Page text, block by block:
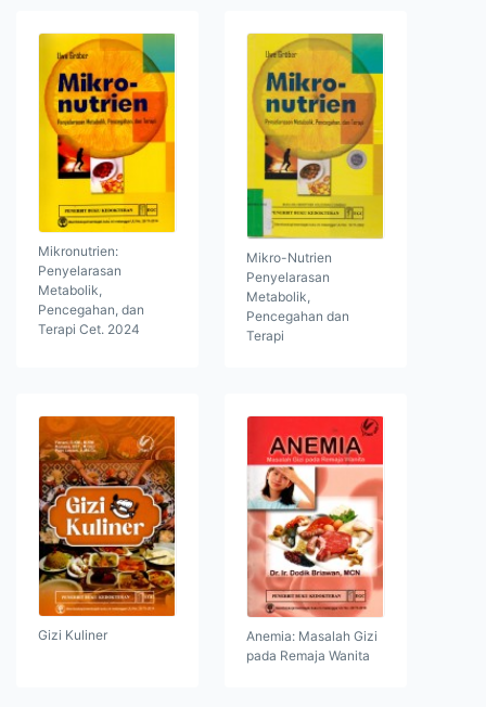
Mikronutrien:
Penyelarasan
Metabolik,
Pencegahan, dan
Terapi Cet. 2024
Mikro-Nutrien
Penyelarasan
Metabolik,
Pencegahan dan
Terapi
Gizi Kuliner
Anemia: Masalah Gizi
pada Remaja Wanita